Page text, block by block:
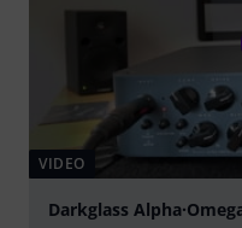
VIDEO
Darkglass